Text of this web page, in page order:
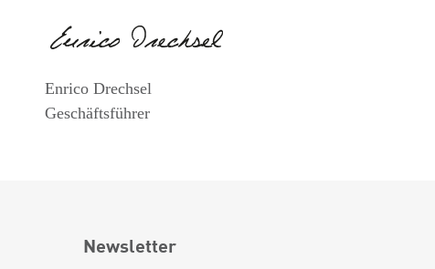
Enrico Drechsel
Geschäftsführer
Newsletter